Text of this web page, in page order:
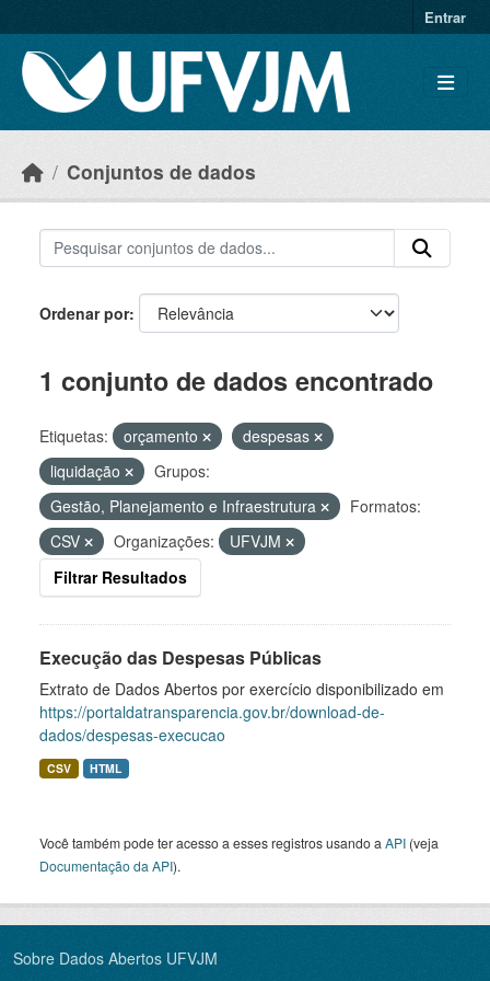
Entrar
Conjuntos de dados
Ordenar por
1 conjunto de dados encontrado
Etiquetas: orçamento
despesas
liquidação
Grupos:
Gestão, Planejamento e Infraestrutura
Formatos:
CSV
Organizações:
UFVJM
Filtrar Resultados
Execução das Despesas Públicas
Extrato de Dados Abertos por exercício disponibilizado em
https://portaldatransparencia.gov.br/download-de-
dados/despesas-execucao
CSV HTML
Você também pode ter acesso a esses registros usando a API (veja
Documentação da API).
Sobre Dados Abertos UFVJM